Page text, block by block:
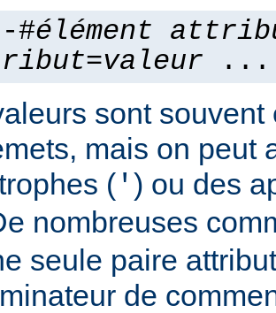
#élément
=valeur ...
sont souvent
mais on peut
( ' ) ou des
nombreuses
seule paire
de